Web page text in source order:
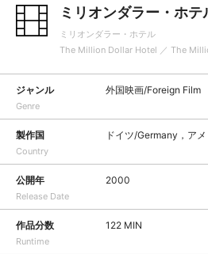
ミリオンダラー・ホテ
ミリオンダラー・ホテル
The Million Dollar Hotel ／ The
ジャンル
Genre
外国映画/Foreign Film
製作国
Country
ドイツ/Germany，ア
公開年
Release Date
2000
作品分数
Runtime
122 MIN